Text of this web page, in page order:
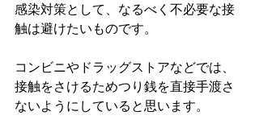
感染対策として、なるべく不必要な接
触は避けたいものです。
コンビニやドラッグストアなどでは、
接触をさけるためつり銭を直接手渡さ
ないようにしていると思います。